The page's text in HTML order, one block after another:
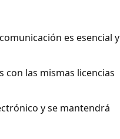
es esencial y
las mismas licencias
y se mantendrá